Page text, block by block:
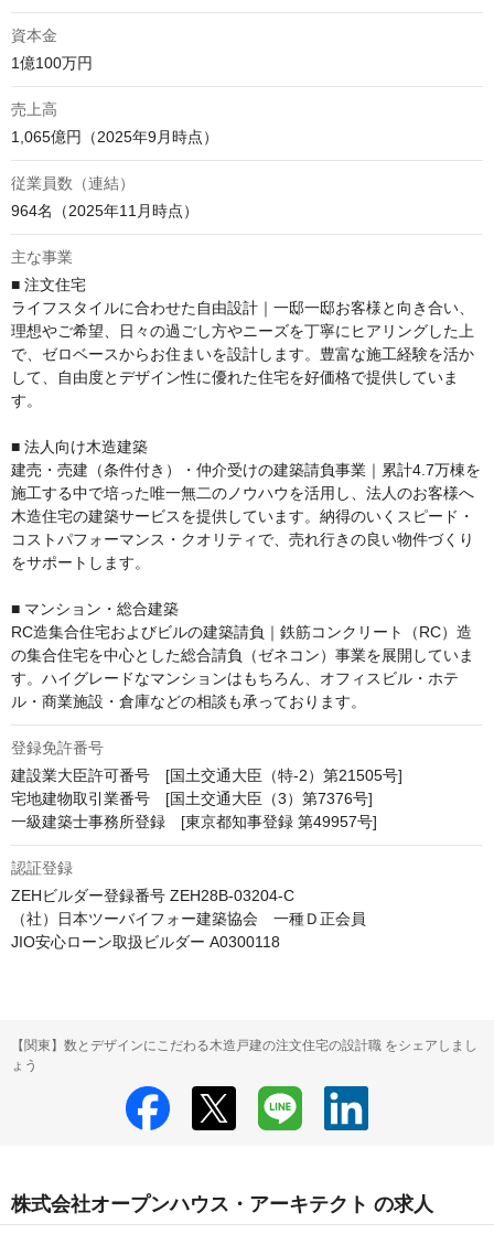
資本金
1億100万円
売上高
1,065億円（2025年9月時点）
従業員数（連結）
964名（2025年11月時点）
主な事業
■ 注文住宅
ライフスタイルに合わせた自由設計｜一邸一邸お客様と向き合い、
理想やご希望、日々の過ごし方やニーズを丁寧にヒアリングした上
で、ゼロベースからお住まいを設計します。豊富な施工経験を活か
して、自由度とデザイン性に優れた住宅を好価格で提供していま
す。
■ 法人向け木造建築
建売・売建（条件付き）・仲介受けの建築請負事業｜累計4.7万棟を
施工する中で培った唯一無二のノウハウを活用し、法人のお客様へ
木造住宅の建築サービスを提供しています。納得のいくスピード・
コストパフォーマンス・クオリティで、売れ行きの良い物件づくり
をサポートします。
■ マンション・総合建築
RC造集合住宅およびビルの建築請負｜鉄筋コンクリート（RC）造
の集合住宅を中心とした総合請負（ゼネコン）事業を展開していま
す。ハイグレードなマンションはもちろん、オフィスビル・ホテ
ル・商業施設・倉庫などの相談も承っております。
登録免許番号
建設業大臣許可番号　[国土交通大臣（特-2）第21505号]
宅地建物取引業番号　[国土交通大臣（3）第7376号]
一級建築士事務所登録　[東京都知事登録 第49957号]
認証登録
ZEHビルダー登録番号 ZEH28B-03204-C
（社）日本ツーバイフォー建築協会　一種Ｄ正会員
JIO安心ローン取扱ビルダー A0300118
【関東】数とデザインにこだわる木造戸建の注文住宅の設計職 をシェアしまし
ょう
株式会社オープンハウス・アーキテクト の求人